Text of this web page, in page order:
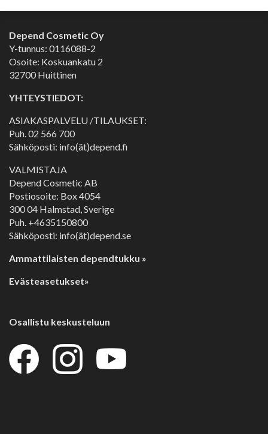
Depend Cosmetic Oy
Y-tunnus: 0116088-2
Osoite: Koskuankatu 2
32700 Huittinen
YHTEYSTIEDOT:
ASIAKASPALVELU /TILAUKSET:
Puh.02 566 700
Sähköposti: info(ät)depend.fi
VALMISTAJA
Depend Cosmetic AB
Postiosoite: Box 4054
300 04 Halmstad, Sverige
Puh. +4635150800
Sähköposti: info(ät)depend.se
Ammattilaisten dependtukku »
Evästeasetukset»
Osallistu keskusteluun